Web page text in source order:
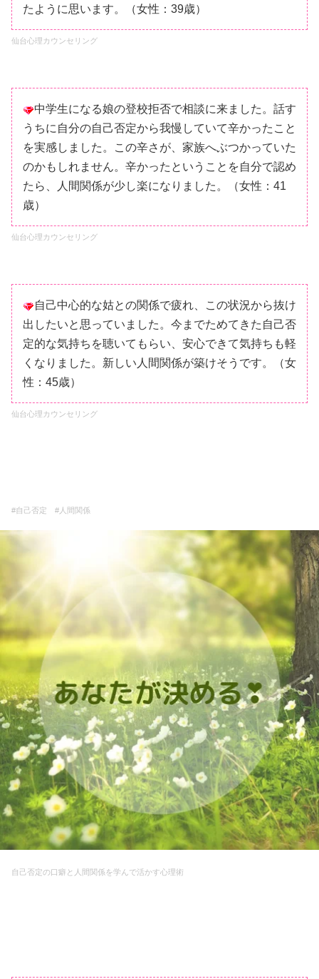
たように思います。（女性：39歳）
仙台心理カウンセリング
中学生になる娘の登校拒否で相談に来ました。話す
うちに自分の自己否定から我慢していて辛かったこと
を実感しました。この辛さが、家族へぶつかっていた
のかもしれません。辛かったということを自分で認め
たら、人間関係が少し楽になりました。（女性：41
歳）
仙台心理カウンセリング
自己中心的な姑との関係で疲れ、この状況から抜け
出したいと思っていました。今までためてきた自己否
定的な気持ちを聴いてもらい、安心できて気持ちも軽
くなりました。新しい人間関係が築けそうです。（女
性：45歳）
仙台心理カウンセリング
#自己否定 #人間関係
自己否定の口癖と人間関係を学んで活かす心理術